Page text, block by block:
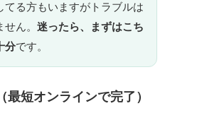
てる方もいますがトラブルは
ん。 迷ったら、まずはこち
分です。
短オンラインで完了）